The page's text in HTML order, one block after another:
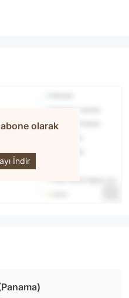
olarak
İndir